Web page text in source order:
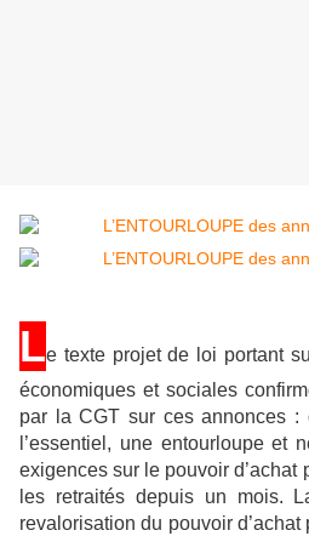
Le texte projet de loi portant
économiques et sociales
par la CGT sur ces annonces :
l’essentiel, une entourloupe et
exigences sur le pouvoir d’achat
les retraités depuis un mois.
revalorisation du pouvoir